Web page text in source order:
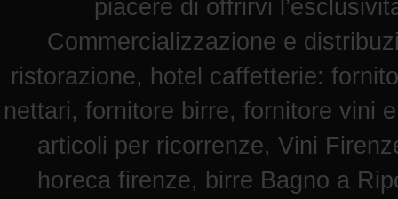
piacere di offrirvi
Commercializzazione e
ristorazione, hotel caffetterie:
nettari, fornitore birre, fornitore vini
articoli per ricorrenze, Vini
horeca firenze, birre Bagno a